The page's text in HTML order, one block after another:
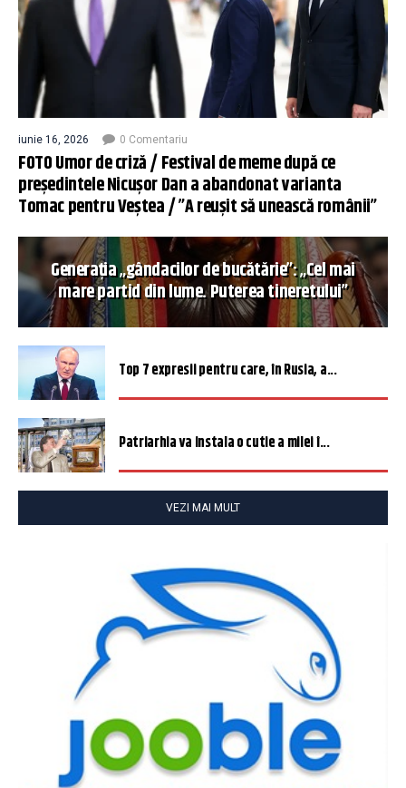
iunie 16, 2026 0 Comentariu
FOTO Umor de criză / Festival de meme după ce
președintele Nicușor Dan a abandonat varianta
Tomac pentru Veștea / ”A reușit să unească românii”
Generația „gândacilor de bucătărie”: „Cel mai
mare partid din lume. Puterea tineretului”
Top 7 expresii pentru care, în Rusia, a...
Patriarhia va instala o cutie a milei î...
VEZI MAI MULT